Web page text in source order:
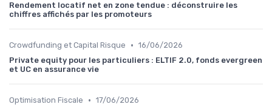
Rendement locatif net en zone tendue : déconstruire les
chiffres affichés par les promoteurs
Crowdfunding et Capital Risque • 16/06/2026
Private equity pour les particuliers : ELTIF 2.0, fonds evergreen
et UC en assurance vie
Optimisation Fiscale • 17/06/2026